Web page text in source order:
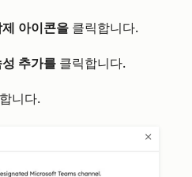
아이콘을 클릭합니다.
성 추가를 클릭합니다.
니다.